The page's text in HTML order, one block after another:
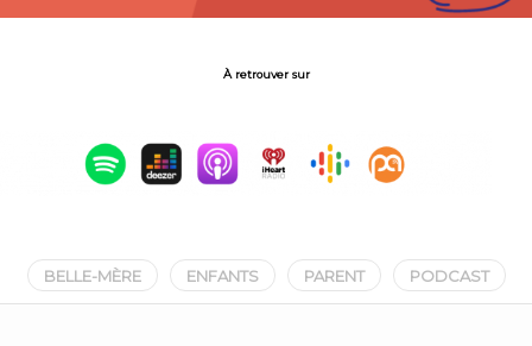
À retrouver sur
BELLE-MÈRE ENFANTS PARENT PODCAST